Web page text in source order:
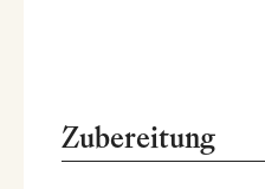
Zubereitung